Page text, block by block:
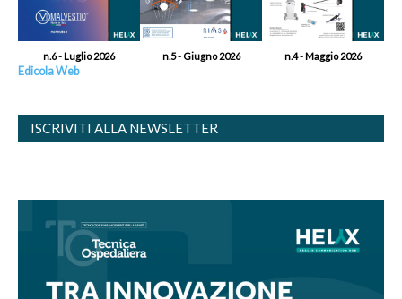
n.6 - Luglio 2026 n.5 - Giugno 2026 n.4 - Maggio 2026
Edicola Web
ISCRIVITI ALLA NEWSLETTER